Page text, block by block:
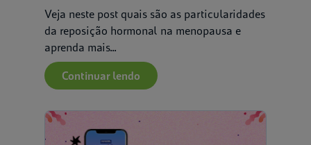
Veja neste post quais são as particularidades
da reposição hormonal na menopausa e
aprenda mais...
Continuar lendo